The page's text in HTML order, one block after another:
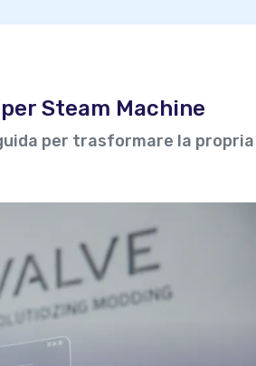
Steam Machine
per trasformare la propria